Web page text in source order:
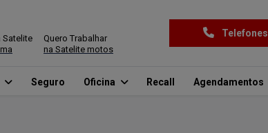
Satelite
Quero Trabalhar
na Satelite motos
Telefones
Seguro Oficina Recall Agendamentos